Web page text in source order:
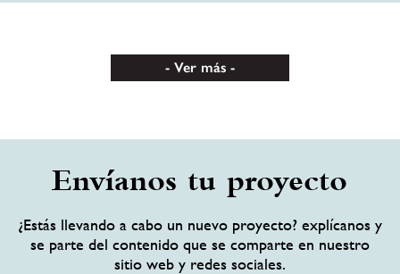
Ver más
Envíanos tu proyecto
¿Estás llevando a cabo un nuevo proyecto? explícanos y
se parte del contenido que se comparte en nuestro
sitio web y redes sociales.